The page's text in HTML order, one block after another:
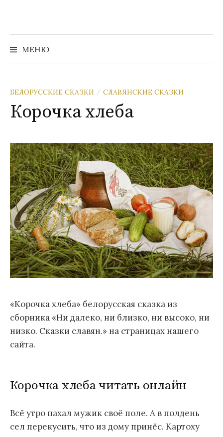
содержимому
МЕНЮ
Найти:
БЕЛОРУССКИЕ СКАЗКИ / СЛАВЯНСКИЕ СКАЗКИ
Корочка хлеба
«Корочка хлеба» белорусская сказка из
сборника «Ни далеко, ни близко, ни высоко, ни
низко. Сказки славян.» на страницах нашего
сайта.
Корочка хлеба читать онлайн
Всё утро пахал мужик своё поле. А в полдень
сел перекусить, что из дому принёс. Картоху